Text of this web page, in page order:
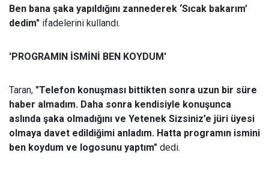
Ben bana şaka yapıldığını zannederek ‘Sıcak bakarım’
dedim" ifadelerini kullandı.
'PROGRAMIN İSMİNİ BEN KOYDUM'
Taran, "Telefon konuşması bittikten sonra uzun bir süre
haber almadım. Daha sonra kendisiyle konuşunca
aslında şaka olmadığını ve Yetenek Sizsiniz’e jüri üyesi
olmaya davet edildiğimi anladım. Hatta programın ismini
ben koydum ve logosunu yaptım" dedi.